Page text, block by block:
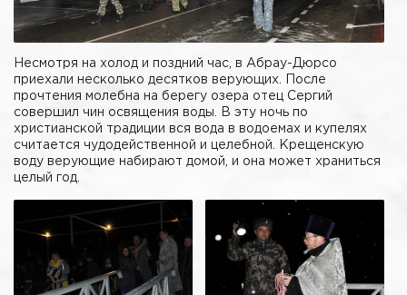
Несмотря на холод и поздний час, в Абрау-Дюрсо
приехали несколько десятков верующих. После
прочтения молебна на берегу озера отец Сергий
совершил чин освящения воды. В эту ночь по
христианской традиции вся вода в водоемах и купелях
считается чудодейственной и целебной. Крещенскую
воду верующие набирают домой, и она может храниться
целый год.